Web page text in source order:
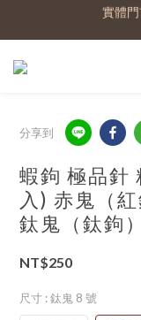
註
實體
分享到
蝦鉤 極品針
入) 赤鬼（
鈦鬼（鈦鉤）
NT$250
尺寸 : 鈦鬼 8 號